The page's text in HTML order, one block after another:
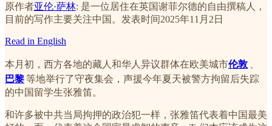
原作者亚伦·萨林: 是一位居住在英国谢菲尔德的自由撰稿人，
目前的写作主要关注中国。发表时间2025年11月2日
Read in English
本月初，西方各地的藏人和华人异议群体在欧美城市伦敦
巴黎 等地举行了守夜集会，声援今年夏天被警方拘留后失踪
的中国留学生张雅笛。
和许多被中共当局拘押的政治犯一样，张雅笛​​代表着中国最美